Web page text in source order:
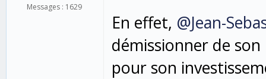
Messages : 1629
En effet, @Jean-
démissionner de
pour son